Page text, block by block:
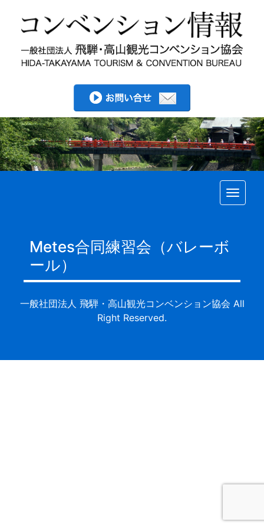
Metes合同練習会（バレーボ
ール）
一般社団法人 飛騨・高山観光コンベンション協会 All
Right Reserved.